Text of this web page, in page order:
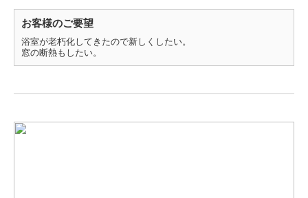
お客様のご要望
浴室が老朽化してきたので新しくしたい。
窓の断熱もしたい。